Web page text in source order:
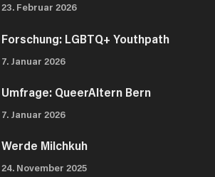
23. Februar 2026
Forschung: LGBTQ+ Youthpath
7. Januar 2026
Umfrage: QueerAltern Bern
7. Januar 2026
Werde Milchkuh
24. November 2025